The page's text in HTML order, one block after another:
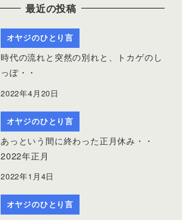
最近の投稿
オヤジのひとり言
時代の流れと突然の別れと、トカゲのし
っぽ・・
2022年4月20日
オヤジのひとり言
あっという間に終わった正月休み・・
2022年正月
2022年1月4日
オヤジのひとり言